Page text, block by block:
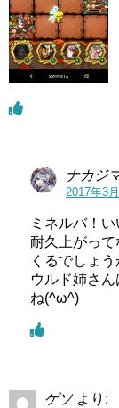
ナカジ
2017年3
ミネルバ！
耐久上がっ
くるでしょう
ウルド姉さ
ね(^ω^)
ゲソ より: